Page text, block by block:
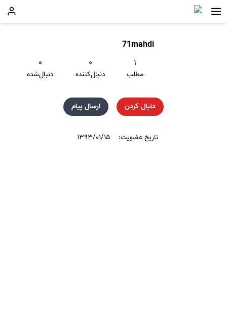
71mahdi
۱
مطلب
۰
دنبال‌کننده
۰
دنبال‌شده
دنبال کردن ارسال پیام
تاریخ عضویت: ۱۳۹۳/۰۱/۱۵